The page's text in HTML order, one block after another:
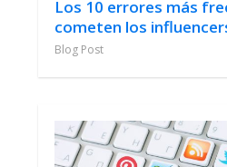
Los 10 errores más
cometen los
Blog Post